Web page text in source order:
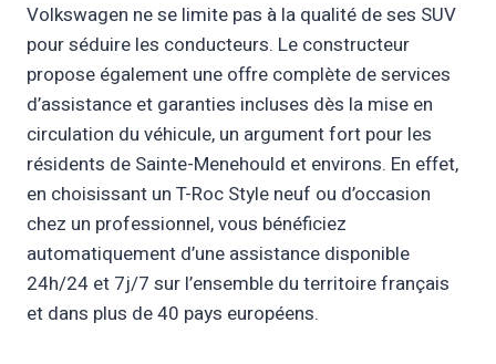
Volkswagen ne se limite pas à la qualité de ses SUV
pour séduire les conducteurs. Le constructeur
propose également une offre complète de services
d’assistance et garanties incluses dès la mise en
circulation du véhicule, un argument fort pour les
résidents de Sainte-Menehould et environs. En effet,
en choisissant un T-Roc Style neuf ou d’occasion
chez un professionnel, vous bénéficiez
automatiquement d’une assistance disponible
24h/24 et 7j/7 sur l’ensemble du territoire français
et dans plus de 40 pays européens.